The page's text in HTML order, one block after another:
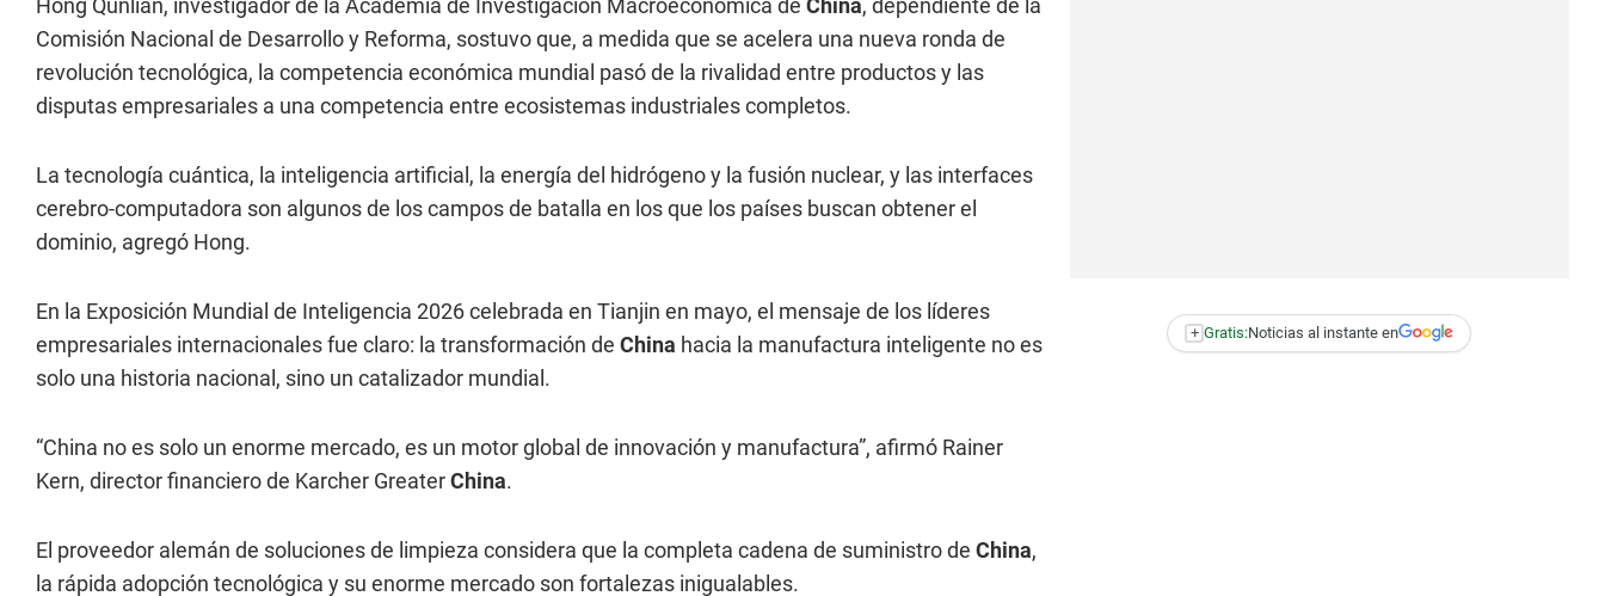
Hong Qunlian, investigador de la Academia de Investigación Macroeconómica de China, dependiente de la
Comisión Nacional de Desarrollo y Reforma, sostuvo que, a medida que se acelera una nueva ronda de
revolución tecnológica, la competencia económica mundial pasó de la rivalidad entre productos y las
disputas empresariales a una competencia entre ecosistemas industriales completos.
La tecnología cuántica, la inteligencia artificial, la energía del hidrógeno y la fusión nuclear, y las interfaces
cerebro-computadora son algunos de los campos de batalla en los que los países buscan obtener el
dominio, agregó Hong.
En la Exposición Mundial de Inteligencia 2026 celebrada en Tianjin en mayo, el mensaje de los líderes
empresariales internacionales fue claro: la transformación de China hacia la manufactura inteligente no es
solo una historia nacional, sino un catalizador mundial.
“China no es solo un enorme mercado, es un motor global de innovación y manufactura”, afirmó Rainer
Kern, director financiero de Karcher GreaterChina.
El proveedor alemán de soluciones de limpieza considera que la completa cadena de suministro de China,
la rápida adopción tecnológica y su enorme mercado son fortalezas inigualables.
+ Gratis:Noticias al instante en